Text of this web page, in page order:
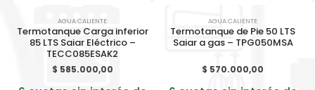
AGUA CALIENTE
Termotanque Carga inferior
85 LTS Saiar Eléctrico –
TECC085ESAK2
$ 585.000,00
AGUA CALIENTE
Termotanque de Pie 50 LTS
Saiar a gas – TPG050MSA
$ 570.000,00